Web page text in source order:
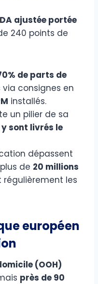
ajustée portée
240 points de
de parts de
via consignes en
installés.
un pilier de sa
sont livrés le
dépassent
de 20 millions
régulièrement les
européen
(OOH)
près de 90